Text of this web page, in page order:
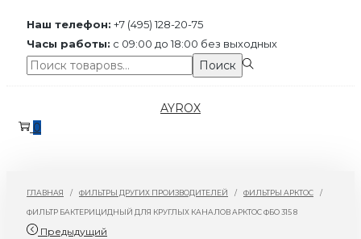
Наш телефон: +7 (495) 128-20-75
Часы работы: с 09:00 до 18:00 без выходных
Поиск:>
Поиск
к
к
AYROX
0
ГЛАВНАЯ / ФИЛЬТРЫ ДРУГИХ ПРОИЗВОДИТЕЛЕЙ / ФИЛЬТРЫ АРКТОС /
ФИЛЬТР БАКТЕРИЦИДНЫЙ ДЛЯ КРУГЛЫХ КАНАЛОВ АРКТОС ФБО 315 8
Предыдущий